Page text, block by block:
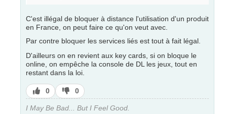
C'est illégal de bloquer à distance l'utilisation d'un produit
en France, on peut faire ce qu'on veut avec.
Par contre bloquer les services liés est tout à fait légal.
D'ailleurs on en revient aux key cards, si on bloque le
online, on empêche la console de DL les jeux, tout en
restant dans la loi.
J’aime
0
J’aime
pas
0
I May Be Bad... But I Feel Good.